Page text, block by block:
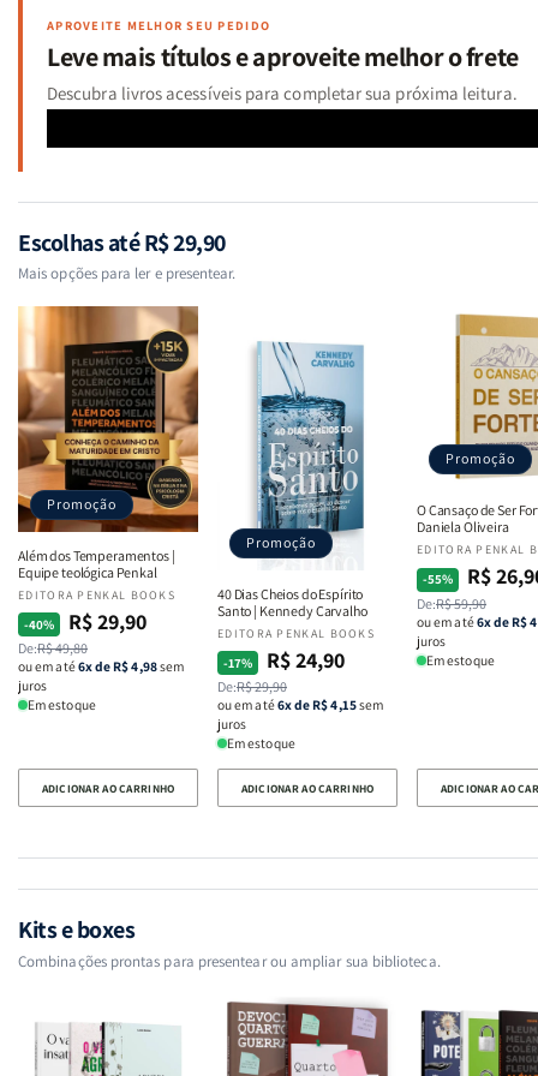
APROVEITE MELHOR SEU PEDIDO
Leve mais títulos e aproveite melhor o frete
Descubra livros acessíveis para completar sua próxima leitura.
Escolhas até R$ 29,90
Mais opções para ler e presentear.
Promoção
Além dos Temperamentos |
Equipe teológica Penkal
Fornecedor:
EDITORA PENKAL BOOKS
-40%
Preço
normal
De:R$ 49,80
Preço
promocional
R$ 29,90
ou em até6x de R$ 4,98sem
juros
Em estoque
ADICIONAR AO CARRINHO
Promoção
40 Dias Cheios do Espírito
Santo | Kennedy Carvalho
Fornecedor:
EDITORA PENKAL BOOKS
-17%
Preço
normal
De:R$ 29,90
Preço
promocional
R$ 24,90
ou em até6x de R$ 4,15sem
juros
Em estoque
ADICIONAR AO CARRINHO
Promoção
O Cansaço de Ser
Daniela Oliveira
Fornecedor:
EDITORA PENKAL
-55%
Preço
normal
De:R$ 59,90
Preço
promocional
R$
ou em até6x de R$
juros
Em estoque
ADICIONAR AO
Kits e boxes
Combinações prontas para presentear ou ampliar sua biblioteca.